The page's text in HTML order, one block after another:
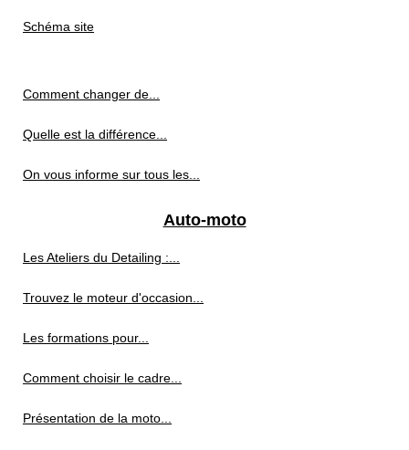
Schéma site
Comment changer de...
Quelle est la différence...
On vous informe sur tous les...
Auto-moto
Les Ateliers du Detailing :...
Trouvez le moteur d'occasion...
Les formations pour...
Comment choisir le cadre...
Présentation de la moto...